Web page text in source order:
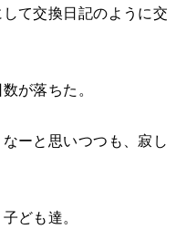
て交換日記のように交
が落ちた。
ーと思いつつも、寂し
ども達。